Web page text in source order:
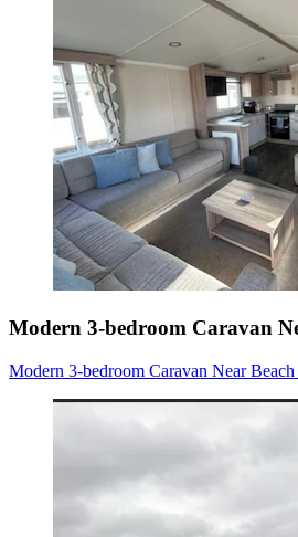
Modern 3-bedroom Caravan
Modern 3-bedroom Caravan Near